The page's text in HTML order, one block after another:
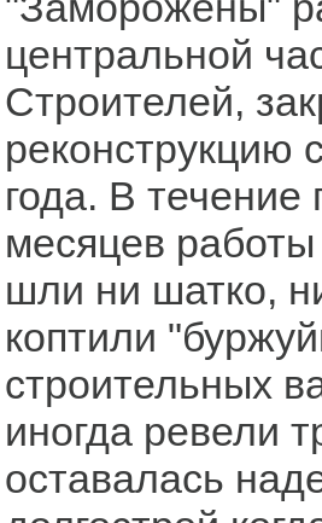
центральной
Строителей,
реконструкцию
года. В течение
месяцев
шли ни шатко,
коптили
строительных
иногда ревели
оставалась